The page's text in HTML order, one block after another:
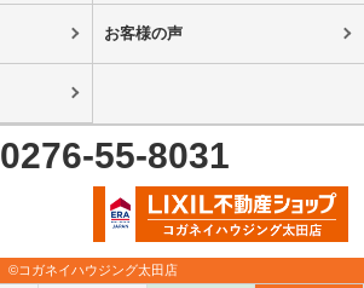
お客様の声
0276-55-8031
©コガネイハウジング太田店